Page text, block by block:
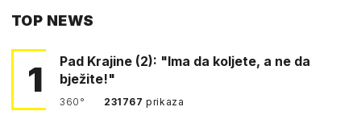
TOP NEWS
1
Pad Krajine (2): "Ima da koljete, a ne da
bježite!"
360° 231767prikaza